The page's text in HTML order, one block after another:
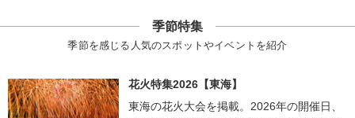
季節特集
季節を感じる人気のスポットやイベントを紹介
花火特集2026【東海】
東海の花火大会を掲載。2026年の開催日、